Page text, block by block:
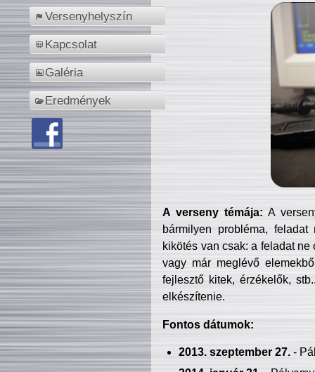
Versenyhelyszín
Kapcsolat
Galéria
Eredmények
A verseny témája: A
bármilyen probléma, feladat
kikötés van csak: a feladat
vagy már meglévő
fejlesztő kitek, érzékelők,
elkészítenie.
Fontos dátumok:
2013. szeptember 27.-